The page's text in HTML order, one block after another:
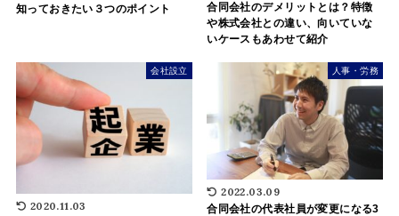
知っておきたい３つのポイント
合同会社のデメリットとは？特徴
や株式会社との違い、向いていな
いケースもあわせて紹介
会社設立
2020.11.03
人事・労務
2022.03.09
合同会社の代表社員が変更になる3